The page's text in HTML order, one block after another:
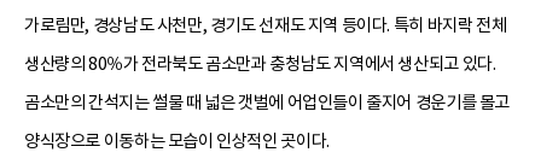
가로림만, 경상남도 사천만, 경기도 선재도 지역 등이다. 특히 바지락 전체
생산량의 80％가 전라북도 곰소만과 충청남도 지역에서 생산되고 있다.
곰소만의 간석지는 썰물 때 넓은 갯벌에 어업인들이 줄지어 경운기를 몰고
양식장으로 이동하는 모습이 인상적인 곳이다.